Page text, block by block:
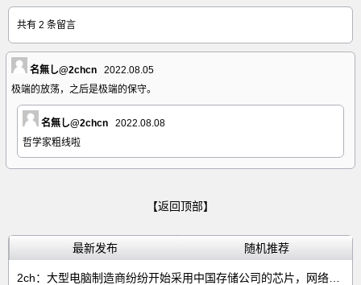
共有 2 条留言
名無し@2chcn
2022.08.05
极端的放荡，之后是极端的保守。
名無し@2chcn
2022.08.08
哲学家粗线啦
【返回顶部】
最新发布 随机推荐